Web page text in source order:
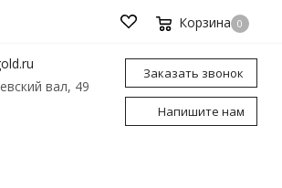
Корзина 0
вал, 49
Заказать звонок
Напишите нам